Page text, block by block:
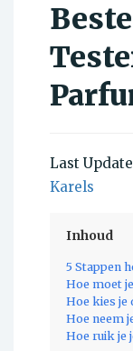
Last
Karels
Inhoud
5 Stappen
Hoe moet
Hoe kies je
Hoe neem
Hoe ruik je